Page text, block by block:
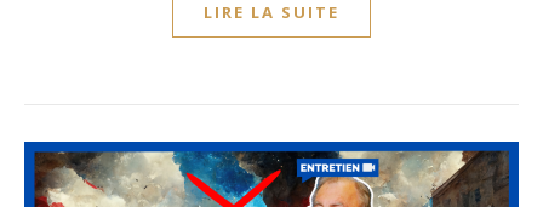
LIRE LA SUITE